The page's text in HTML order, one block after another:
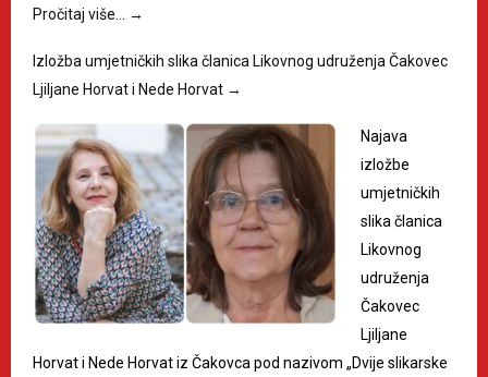
Pročitaj više… →
Izložba umjetničkih slika članica Likovnog udruženja Čakovec
Ljiljane Horvat i Nede Horvat →
Najava
izložbe
umjetničkih
slika članica
Likovnog
udruženja
Čakovec
Ljiljane
Horvat i Nede Horvat iz Čakovca pod nazivom „Dvije slikarske